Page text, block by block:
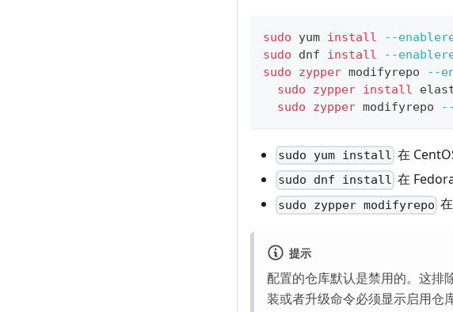
sudo yum install --
sudo dnf install --
sudo
zypper modifyrepo --
sudo
zypper install
sudo
zypper modifyrepo
sudo yum install 在
sudo dnf install 在
sudo zypper modifyrepo
提示
配置的仓库默认是禁用的。这排
装或者升级命令必须显示启用仓